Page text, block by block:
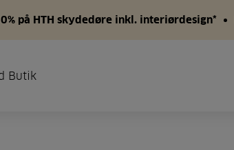
på HTH skydedøre inkl. interiørdesign*
Butik